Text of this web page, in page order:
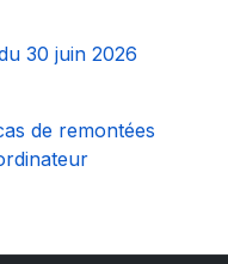
30 juin 2026
de remontées